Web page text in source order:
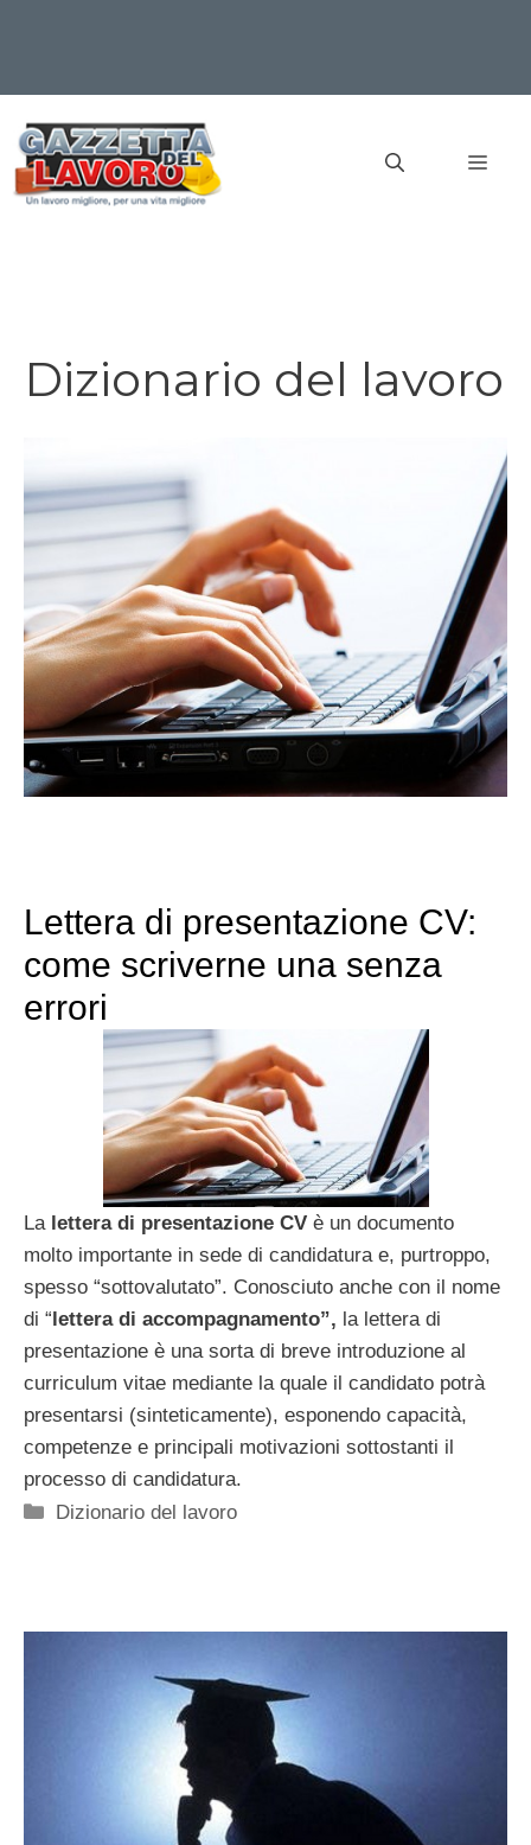
contenuto
Dizionario del lavoro
Lettera di presentazione CV:
come scriverne una senza
errori
La lettera di presentazione CV è un documento
molto importante in sede di candidatura e, purtroppo,
spesso “sottovalutato”. Conosciuto anche con il nome
di “lettera di accompagnamento”, la lettera di
presentazione è una sorta di breve introduzione al
curriculum vitae mediante la quale il candidato potrà
presentarsi (sinteticamente), esponendo capacità,
competenze e principali motivazioni sottostanti il
processo di candidatura.
Categorie
Dizionario del lavoro